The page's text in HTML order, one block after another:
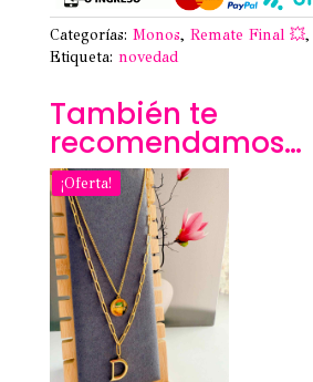
Categorías: Monos, Remate Final 💥,
Etiqueta: novedad
También te
recomendamos…
¡Oferta!